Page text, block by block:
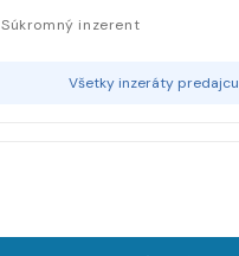
Súkromný inzerent
Všetky inzeráty predajcu